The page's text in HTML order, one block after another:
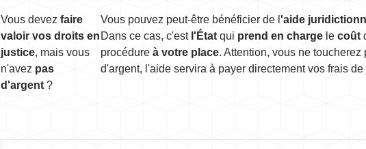
Vous devez faire
valoir vos droits en
justice, mais vous
n'avez pas
d'argent?
Vous pouvez peut-être bénéficier de l 'aide
Dans ce cas, c'est l'État qui prend en chargele coût
procédure à votre place. Attention, vous ne toucherez
d'argent, l'aide servira à payer directement vos frais de